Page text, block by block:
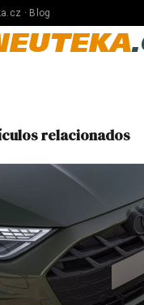
· Blog
relacionados